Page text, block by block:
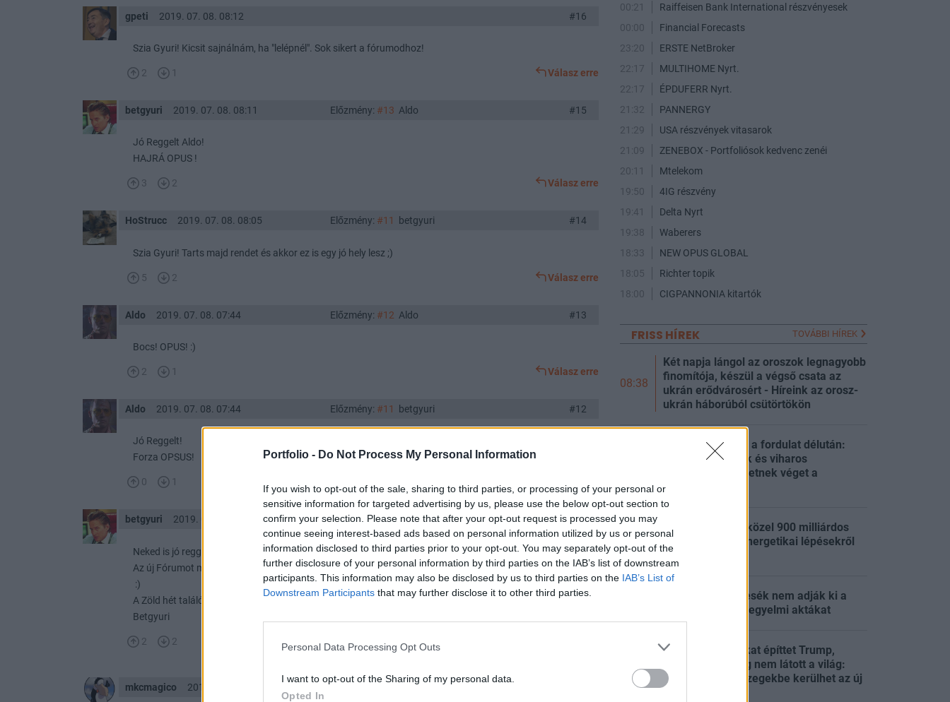
Portfolio - Do Not Process My Personal Information
If you wish to opt-out of the sale, sharing to third parties, or processing of your personal or
sensitive information for targeted advertising by us, please use the below opt-out section to
confirm your selection. Please note that after your opt-out request is processed you may
continue seeing interest-based ads based on personal information utilized by us or personal
information disclosed to third parties prior to your opt-out. You may separately opt-out of the
further disclosure of your personal information by third parties on the IAB’s list of downstream
participants. This information may also be disclosed by us to third parties on the IAB’s List of
Downstream Participants that may further disclose it to other third parties.
Personal Data Processing Opt Outs
I want to opt-out of the Sharing of my personal data.
Opted In
gpeti 2019. 07. 08. 08:12 #16
Szia Gyuri! Kicsit sajnálnám, ha "lelépnél". Sok sikert a fórumodhoz!
2 1 Válasz erre
betgyuri 2019. 07. 08. 08:11 Előzmény: #13 Aldo #15
Jó Reggelt Aldo!
HAJRÁ OPUS !
3 2 Válasz erre
HoStrucc 2019. 07. 08. 08:05 Előzmény: #11 betgyuri #14
Szia Gyuri! Tarts majd rendet és akkor ez is egy jó hely lesz ;)
5 2 Válasz erre
Aldo 2019. 07. 08. 07:44 Előzmény: #12 Aldo #13
Bocs! OPUS! :)
2 1 Válasz erre
Aldo 2019. 07. 08. 07:44 Előzmény: #11 betgyuri #12
Jó Reggelt!
Forza OPSUS!
0 1
betgyuri 2019. 07. 08. 07:36 Előzmény:#10mkcmagico #11
Neked is jó reggelt mkcmagico :)
Az új Fórumot más okok miatt alapítottam
:)
A Zöld hét találó :)
Betgyuri
2 2
mkcmagico 2019. 07. 08. 07:24 Előzmény: betgyuri
00:21
Raiffeisen Bank International részvényesek
00:00
Financial Forecasts
23:20
ERSTE NetBroker
22:17
MULTIHOME Nyrt.
22:17
ÉPDUFERR Nyrt.
21:32
PANNERGY
21:29
USA részvények vitasarok
21:09
ZENEBOX - Portfoliósok kedvenc zenéi
20:11
Mtelekom
19:50
4IG részvény
19:41
Delta Nyrt
19:38
Waberers
18:33
NEW OPUS GLOBAL
18:05
Richter topik
18:00
CIGPANNONIA kitartók
FRISS HÍREK TOVÁBBI HÍREK
08:38
Két napja lángol az oroszok legnagyobb
finomítója, készül a végső csata az
ukrán erődvárosért - Híreink az orosz-
ukrán háborúból csütörtökön
A hőség után jön a fordulat délután:
hirtelen zivatarok és viharos
széllökések vethetnek véget a
napsütésnek
08:32
Tisza-kormány: közel 900 milliárdos
program indul, energetikai lépésekről
dönt a kabinet
Forsthoffer Ágnesék nem adják ki a
magyarországi kegyelmi aktákat
08:31
Olyan csatahajókat építtet Trump,
amilyeneket még nem látott a világ:
csillagászati összegekbe kerülhet az új